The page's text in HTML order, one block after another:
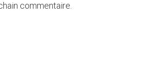
commentaire.